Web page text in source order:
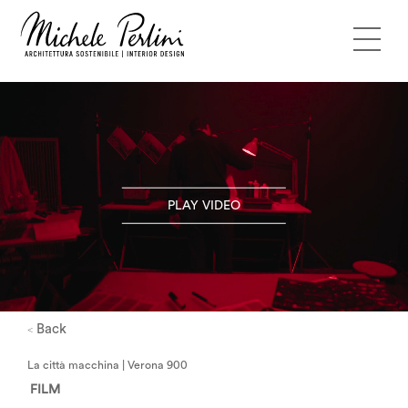
PLAY VIDEO
< Back
La città macchina | Verona 900
FILM